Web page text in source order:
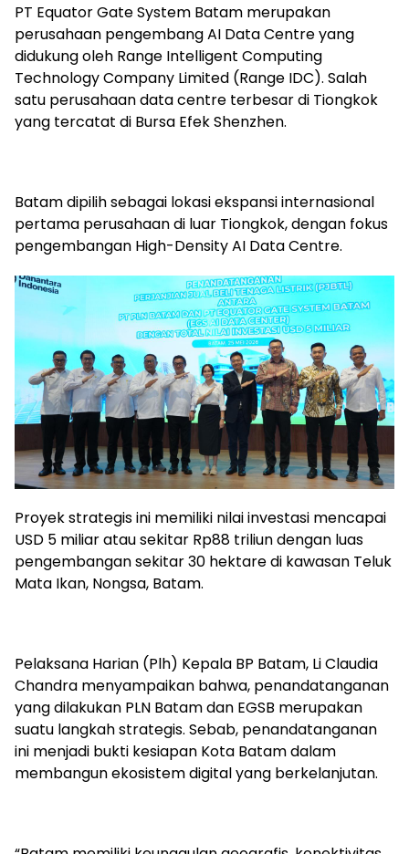
PT Equator Gate System Batam merupakan
perusahaan pengembang AI Data Centre yang
didukung oleh Range Intelligent Computing
Technology Company Limited (Range IDC). Salah
satu perusahaan data centre terbesar di Tiongkok
yang tercatat di Bursa Efek Shenzhen.
Batam dipilih sebagai lokasi ekspansi internasional
pertama perusahaan di luar Tiongkok, dengan fokus
pengembangan High-Density AI Data Centre.
Proyek strategis ini memiliki nilai investasi mencapai
USD 5 miliar atau sekitar Rp88 triliun dengan luas
pengembangan sekitar 30 hektare di kawasan Teluk
Mata Ikan, Nongsa, Batam.
Pelaksana Harian (Plh) Kepala BP Batam, Li Claudia
Chandra menyampaikan bahwa, penandatanganan
yang dilakukan PLN Batam dan EGSB merupakan
suatu langkah strategis. Sebab, penandatanganan
ini menjadi bukti kesiapan Kota Batam dalam
membangun ekosistem digital yang berkelanjutan.